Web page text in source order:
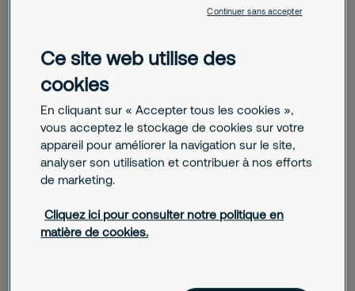
Je recherche un emploi, un stage
Autre
Code postal
Téléphone
E-mail
Message
Ce site web utilise des
cookies
En cliquant sur « Accepter tous les cookies »,
vous acceptez le stockage de cookies sur votre
appareil pour améliorer la navigation sur le site,
analyser son utilisation et contribuer à nos efforts
de marketing.
Cliquez ici pour consulter notre politique en
matière de cookies.
Continuer sans accepter